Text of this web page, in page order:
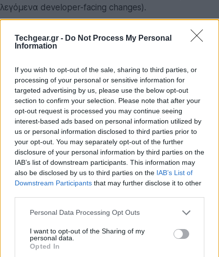
Techgear.gr - Do Not Process My Personal
Information
If you wish to opt-out of the sale, sharing to third parties, or
processing of your personal or sensitive information for
targeted advertising by us, please use the below opt-out
section to confirm your selection. Please note that after your
opt-out request is processed you may continue seeing
interest-based ads based on personal information utilized by
us or personal information disclosed to third parties prior to
your opt-out. You may separately opt-out of the further
disclosure of your personal information by third parties on the
IAB’s list of downstream participants. This information may
also be disclosed by us to third parties on the IAB’s List of
Downstream Participants that may further disclose it to other
Please note that this website/app uses one or more Google
not limited to your visit or usage behaviour. You may click to
grant or deny consent to Google and its third-party tags to
use your data for below specified purposes in below Google
Personal Data Processing Opt Outs
I want to opt-out of the Sharing of my
personal data.
Opted In
λεγόμενα developer-facing changes).
Πίσω από αυτή την
κρύβεται η μετάβαση
Πρόκειται για μια τεχνική προσέγγιση όπου όλη η
ανάπτυξη γίνεται σε έναν κεντρικό, ενιαίο κλάδο που
διατηρείται διαρκώς σταθερός. Αντί οι μηχανικοί της
Google να διαχειρίζονται πολλαπλούς, παράλληλους
κλάδους κώδικα για διαφορετικές εκδόσεις – μια
διαδικασία που συχνά οδηγεί σε κατακερματισμό και
πολυπλοκότητα – εστιάζουν πλέον σε μία ενιαία ροή.
Εκπρόσωπος της Google διευκρίνισε πως η μείωση
των δημοσιεύσεων βοηθά στην εξάλειψη της
πολυπλοκότητας διαχείρισης πολλαπλών κλάδων.
Αυτό επιτρέπει στην εταιρεία να παραδίδει πιο
συνεργάτες της. Για τους developers που χτίζουν
πάνω στο Android, η Google πλέον συστήνει τη χρήση